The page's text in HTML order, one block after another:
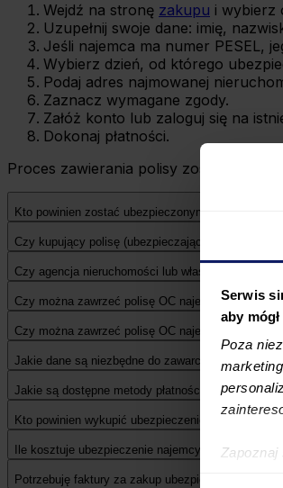
Serwis
aby
Poza
Wejdź na stronę zakupu i wybierz
Uzupełnij swoje dane: imię,
Jeśli najemca ma numer PESEL,
Wybierz dzień, od którego
Podaj adres najmowanej
Zaznacz wymagane zgody.
Załóż konto lub zaloguj się na
Dokonaj płatności.
Proces zawierania polisy został
Kto powinien zostać ubezpieczonym na polisie?
Czy kupujący polisę (ubezpieczający) musi być
Czy agencja nieruchomości lub właściciel mogą
Czy można zawrzeć polisę OC najemcy na dane
Czy można zawrzeć polisę OC najemcy na dane
Jakie dane są niezbędne do zawarcia
Jakie są dostępne metody płatności?
Kto powinien wykupić ubezpieczenie najemcy:
Ile kosztuje ubezpieczenie najemcy?
Potrzebuję faktury za zakup ubezpieczenia – jak